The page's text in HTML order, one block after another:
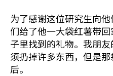
为了感谢这位研究生向
们给了他一大袋红薯带
子里找到的礼物。我朋
须扔掉许多东西，但是
后。